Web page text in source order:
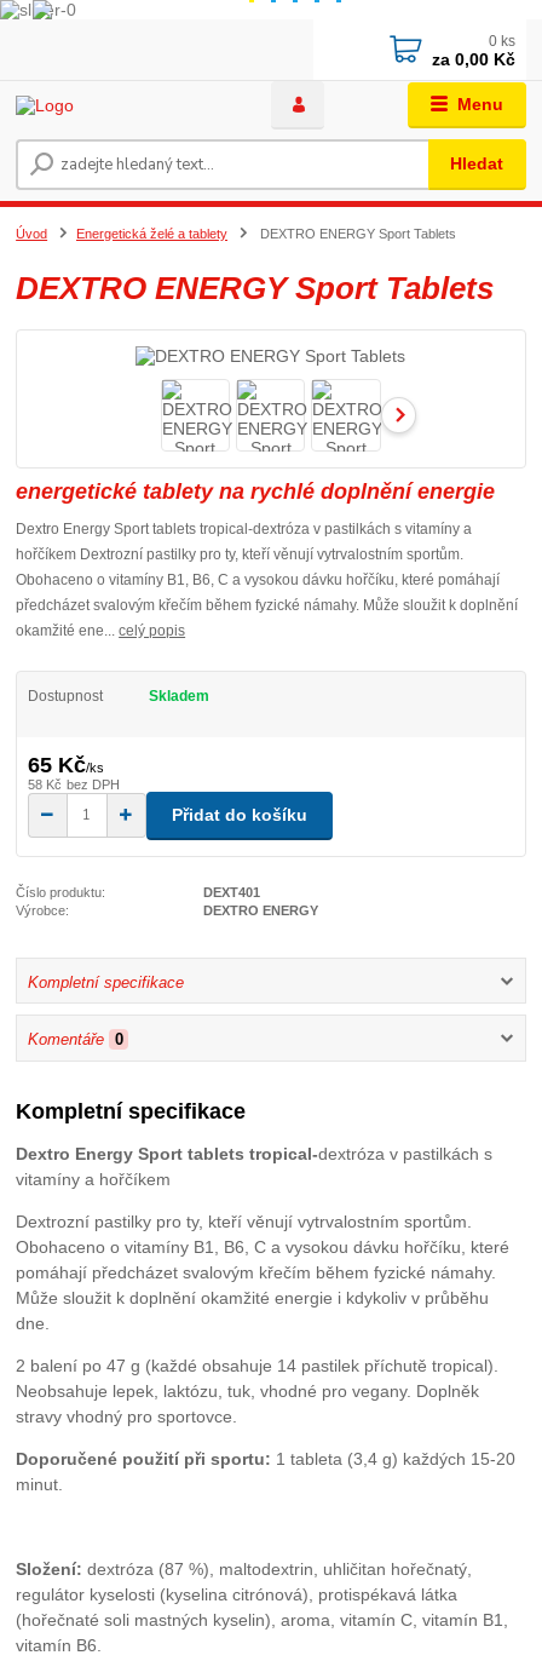
Menu
Hledat
0 ks
za 0,00 Kč
Úvod Energetická želé a tablety DEXTRO ENERGY Sport Tablets
DEXTRO ENERGY Sport Tablets
energetické tablety na rychlé doplnění energie
Dextro Energy Sport tablets tropical-dextróza v pastilkách s vitamíny a
hořčíkem Dextrozní pastilky pro ty, kteří věnují vytrvalostním sportům.
Obohaceno o vitamíny B1, B6, C a vysokou dávku hořčíku, které pomáhají
předcházet svalovým křečím během fyzické námahy. Může sloužit k doplnění
okamžité ene...celý popis
Dostupnost Skladem
65 Kč/ks
58 Kč bez DPH
Přidat do košíku
Číslo produktu:
DEXT401
Výrobce:
DEXTRO ENERGY
Kompletní specifikace
Komentáře 0
Kompletní specifikace
Dextro Energy Sport tablets tropical-dextróza v pastilkách s
vitamíny a hořčíkem
Dextrozní pastilky pro ty, kteří věnují vytrvalostním sportům.
Obohaceno o vitamíny B1, B6, C a vysokou dávku hořčíku, které
pomáhají předcházet svalovým křečím během fyzické námahy.
Může sloužit k doplnění okamžité energie i kdykoliv v průběhu
dne.
2 balení po 47 g (každé obsahuje 14 pastilek příchutě tropical).
Neobsahuje lepek, laktózu, tuk, vhodné pro vegany. Doplněk
stravy vhodný pro sportovce.
Doporučené použití při sportu: 1 tableta (3,4 g) každých 15-20
minut.
Složení: dextróza (87 %), maltodextrin, uhličitan hořečnatý,
regulátor kyselosti (kyselina citrónová), protispékavá látka
(hořečnaté soli mastných kyselin), aroma, vitamín C, vitamín B1,
vitamín B6.